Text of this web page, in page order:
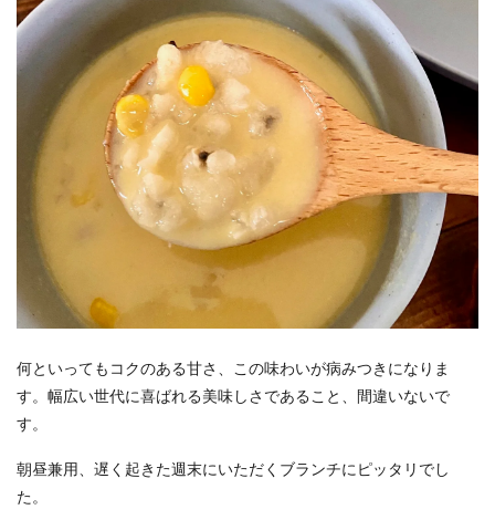
何といってもコクのある甘さ、この味わいが病みつきになりま
す。幅広い世代に喜ばれる美味しさであること、間違いないで
す。
朝昼兼用、遅く起きた週末にいただくブランチにピッタリでし
た。